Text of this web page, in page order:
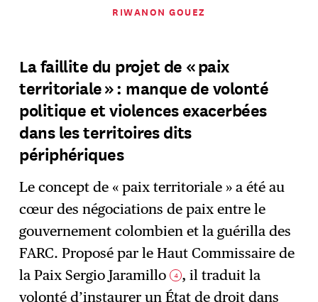
RIWANON GOUEZ
La faillite du projet de « paix
territoriale » : manque de volonté
politique et violences exacerbées
dans les territoires dits
périphériques
Le concept de « paix territoriale » a été au
cœur des négociations de paix entre le
gouvernement colombien et la guérilla des
FARC. Proposé par le Haut Commissaire de
la Paix Sergio Jaramillo 4 , il traduit la
volonté d’instaurer un État de droit dans